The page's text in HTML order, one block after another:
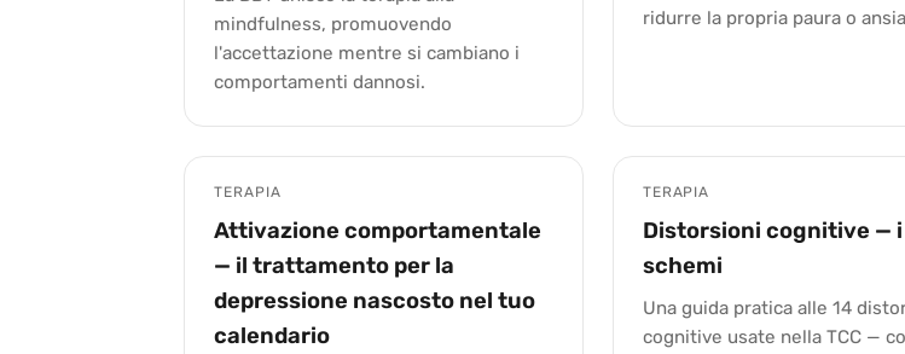
mindfulness, promuovendo
l'accettazione mentre si cambiano i
comportamenti dannosi.
ridurre la propria paura o
TERAPIA
Attivazione comportamentale
— il trattamento per la
depressione nascosto nel tuo
calendario
TERAPIA
Distorsioni cognitive — i
schemi
Una guida pratica alle 14
cognitive usate nella TCC —